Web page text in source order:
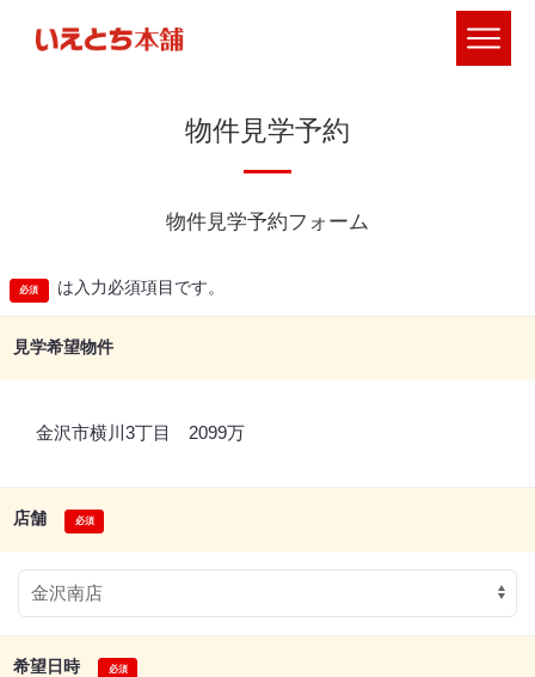
物件見学予約
物件見学予約フォーム
は入力必須項目です。
見学希望物件
金沢市横川3丁目 2099万
店舗
希望日時